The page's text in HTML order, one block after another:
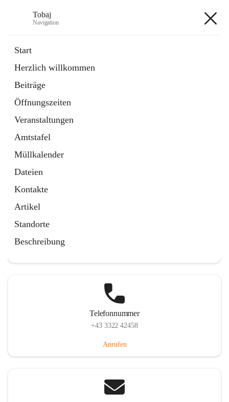
Tobaj
Navigation
Start
Herzlich willkommen
Beiträge
Öffnungszeiten
Veranstaltungen
Amtstafel
Müllkalender
Dateien
Kontakte
Artikel
Standorte
Beschreibung
Externe Webseite
in
Tab
Formulare
2 Schnellzugriffe
Telefonnummer
+43 3322 42458
Anrufen